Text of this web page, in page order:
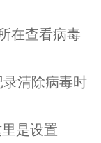
在查看病毒
清除病毒时
是设置